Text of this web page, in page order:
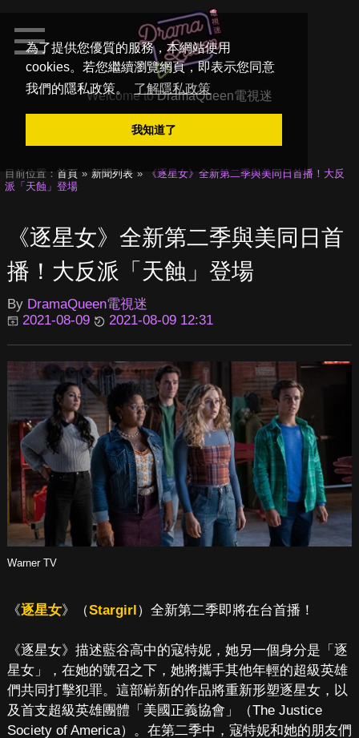
為了提供您優質的服務，本網站使用
cookies。若您繼續瀏覽網頁，即表示您同意
我們的隱私政策。
了解隱私政策
我知道了
Welcome toDramaQueen電視迷
目前位置： 首頁 新聞列表
《逐星女》全新第二季與美同日首播！大反
派「天蝕」登場
《逐星女》全新第二季與美同日首
播！大反派「天蝕」登場
By DramaQueen電視迷
2021-08-09
2021-08-09 12:31
Warner TV
《逐星女》（Stargirl ）全新第二季即將在台首播！
《逐星女》描述藍谷高中的寇特妮，她另一個身分是「逐
星女」，在她的號召之下，她將攜手其他年輕的超級英雄
們共同打擊犯罪。這部嶄新的作品將重新形塑逐星女，以
及首支超級英雄團體「美國正義協會」（The Justice
Society of America）。在第二季中，寇特妮和她的朋友們